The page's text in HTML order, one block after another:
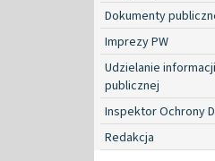
Dokumenty
Imprezy PW
Udzielanie informacji
publicznej
Inspektor Ochrony
Redakcja